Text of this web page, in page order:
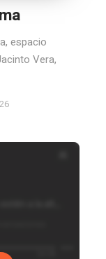
espacio
Vera,